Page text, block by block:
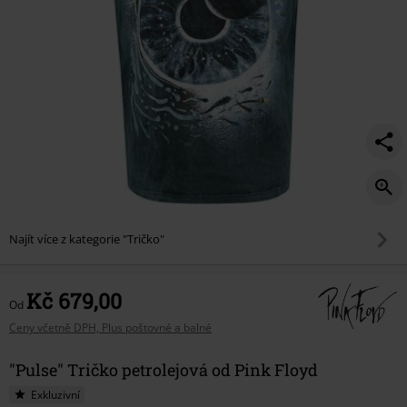
Najít více z kategorie "Tričko"
Od Kč 679,00
Ceny včetně DPH, Plus poštovné a balné
"Pulse" Tričko petrolejová od Pink Floyd
Exkluzivní